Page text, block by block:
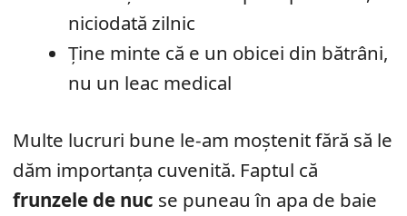
niciodată zilnic
Ține minte că e un obicei din bătrâni,
nu un leac medical
Multe lucruri bune le-am moștenit fără să le
dăm importanța cuvenită. Faptul că
frunzele de nuc se puneau în apa de baie